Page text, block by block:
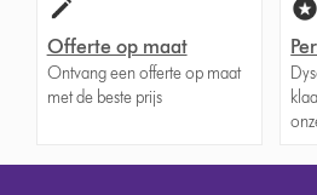
Offerte op maat
Ontvang een offerte op maat
met de beste prijs